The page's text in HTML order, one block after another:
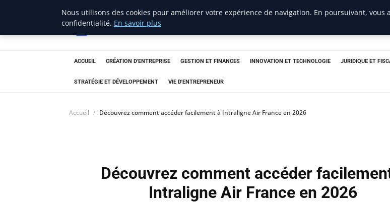
lostpages
ACCUEIL CRÉATION D'ENTREPRISE GESTION ET FINANCES INNOVATION ET TECHNOLOGIE JURIDIQUE ET
STRATÉGIE ET DÉVELOPPEMENT VIE D'ENTREPRENEUR
Accueil Découvrez comment accéder facilement à Intraligne Air France en 2026
Découvrez comment accéder
Intraligne Air France en 2026
Nous utilisons des cookies pour améliorer votre expérience de navigation. En poursuivant, vous
confidentialité. En savoir plus